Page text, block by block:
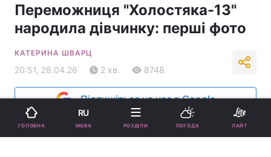
Переможниця "Холостяка-13"
народила дівчинку: перші фото
КАТЕРИНА ШВАРЦ
20:51, 28.04.26 2 хв. 8748
Підпишіться на нас в Google
ГОЛОВНА
RU
МОВА РОЗДІЛИ ПОГОДА ЛАЙТ